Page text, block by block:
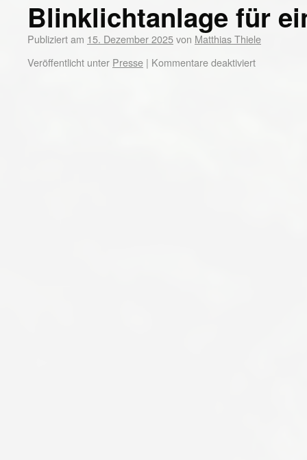
Blinklichtanlage für
Publiziert am 15. Dezember 2025von Matthias Thiele
Veröffentlicht unter Presse | Kommentare deaktiviert